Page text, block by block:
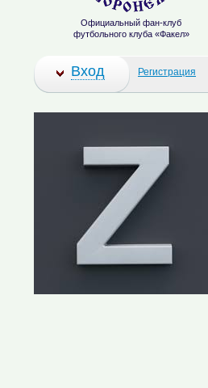
Официальный фан-клуб
футбольного клуба «Факел»
Вход Регистрация